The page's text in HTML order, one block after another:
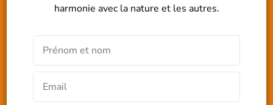
harmonie avec la nature et les autres.